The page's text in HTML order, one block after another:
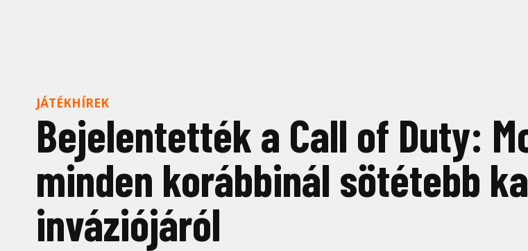
JÁTÉKHÍREK
Bejelentették a Call of Duty:
minden korábbinál sötétebb
inváziójáról